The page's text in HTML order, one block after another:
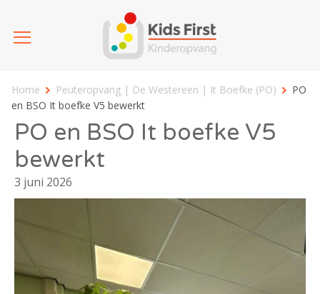
Home Peuteropvang | De Westereen | It Boefke (PO)
PO
en BSO It boefke V5 bewerkt
PO en BSO It boefke V5
bewerkt
3 juni 2026